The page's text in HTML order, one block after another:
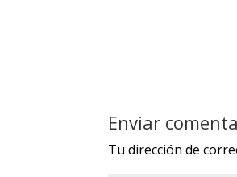
Enviar
Tu dirección de